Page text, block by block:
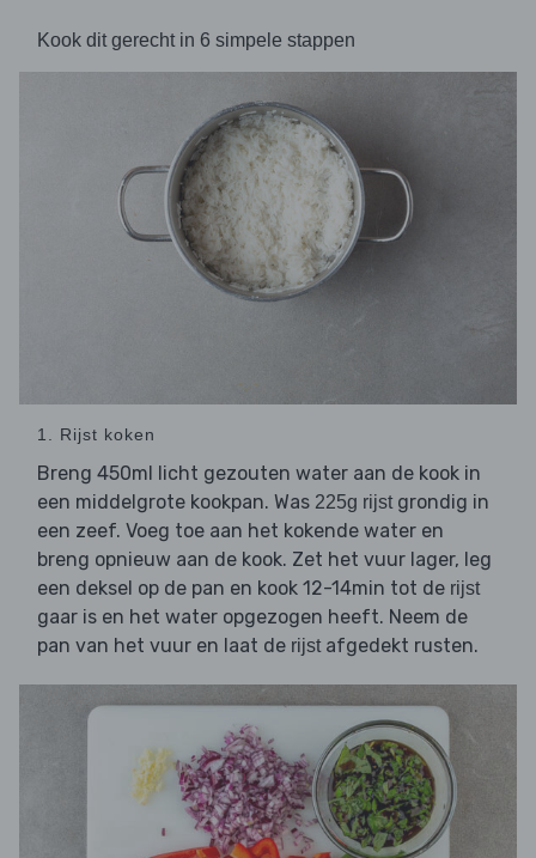
Kook dit gerecht in 6 simpele stappen
1. Rijst koken
Breng 450ml licht gezouten water aan de kook in
een middelgrote kookpan. Was 225g rijst grondig in
een zeef. Voeg toe aan het kokende water en
breng opnieuw aan de kook. Zet het vuur lager, leg
een deksel op de pan en kook 12-14min tot de rijst
gaar is en het water opgezogen heeft. Neem de
pan van het vuur en laat de rijst afgedekt rusten.